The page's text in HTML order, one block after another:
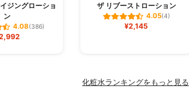
ジングローショ
ン
4.08(386)
ザ リブーストローション
4.05(4)
¥2,145
化粧水ランキングをもっと見る